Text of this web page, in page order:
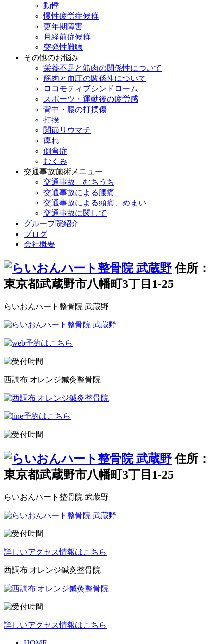
動悸
慢性疲労症候群
更年期障害
月経前症候群
突発性難聴
その他のお悩み
栄養不足と筋肉の関係性について
筋肉と血圧の関係性について
ロコモティブシンドローム
スポーツ・運動後の疲労感
背中・腰の打撲傷
打撲
関節リウマチ
痺れ
側弯症
むくみ
交通事故施術メニュー
交通事故 むちうち
交通事故による腰痛
交通事故による頭痛、めまい
交通事故に関して
グループ院紹介
ブログ
会社概要
住所：
東京都武蔵野市八幡町3丁目1-25
らいおんハート整骨院 武蔵野
西調布 オレンジ鍼灸整骨院
住所：
東京都武蔵野市八幡町3丁目1-25
らいおんハート整骨院 武蔵野
詳しいアクセス情報はこちら
西調布 オレンジ鍼灸整骨院
詳しいアクセス情報はこちら